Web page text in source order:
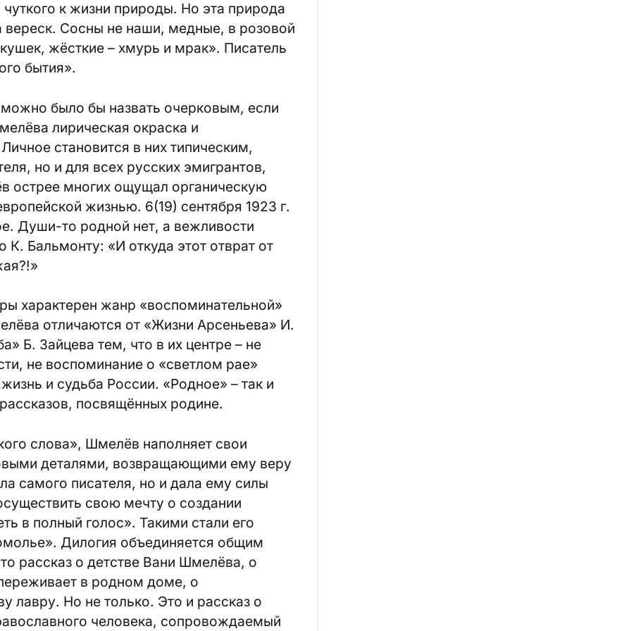
к жизни природы. Но эта природа
Сосны не наши, медные, в розовой
жёсткие – хмурь и мрак». Писатель
бытия».
было бы назвать очерковым, если
лирическая окраска и
становится в них типическим,
но и для всех русских эмигрантов,
острее многих ощущал органическую
жизнью. 6(19) сентября 1923 г.
Души-то родной нет, а вежливости
Бальмонту: «И откуда этот отврат от
характерен жанр «воспоминательной»
отличаются от «Жизни Арсеньева» И.
Б. Зайцева тем, что в их центре – не
не воспоминание о «светлом рае»
и судьба России. «Родное» – так и
посвящённых родине.
слова», Шмелёв наполняет свои
деталями, возвращающими ему веру
самого писателя, но и дала ему силы
свою мечту о создании
в полный голос». Такими стали его
Дилогия объединяется общим
рассказ о детстве Вани Шмелёва, о
в родном доме, о
лавру. Но не только. Это и рассказ о
человека, сопровождаемый